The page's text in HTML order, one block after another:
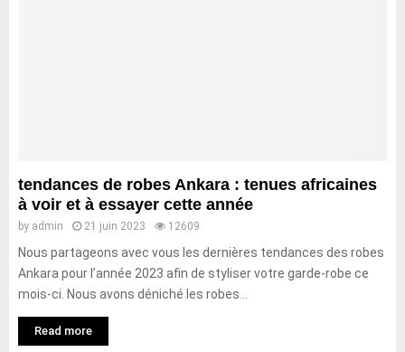
tendances de robes Ankara : tenues africaines
à voir et à essayer cette année
by admin 21 juin 2023 12609
Nous partageons avec vous les dernières tendances des robes
Ankara pour l’année 2023 afin de styliser votre garde-robe ce
mois-ci. Nous avons déniché les robes...
Read more